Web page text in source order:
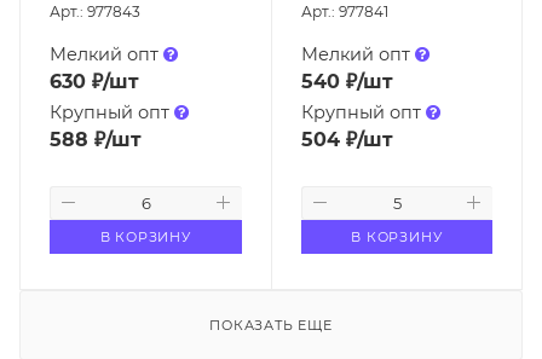
Арт.: 977843
Мелкий опт
630 ₽/шт
Крупный опт
588 ₽/шт
В КОРЗИНУ
Арт.: 977841
Мелкий опт
540₽/шт
Крупный опт
504₽/шт
В КОРЗИНУ
ПОКАЗАТЬ ЕЩЕ